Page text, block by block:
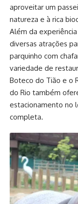
aproveitar um
natureza e à rica
Além da
diversas atrações
parquinho com
variedade de
Boteco do Tião e o
do Rio também
estacionamento no
completa.